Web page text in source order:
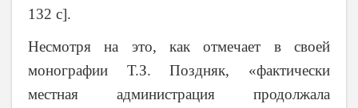
132 с].
Несмотря на это, как отмечает в своей
монографии Т.З. Поздняк, «фактически
местная администрация продолжала